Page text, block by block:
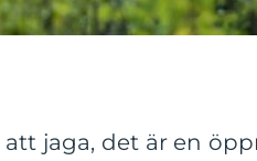
jaga, det är en